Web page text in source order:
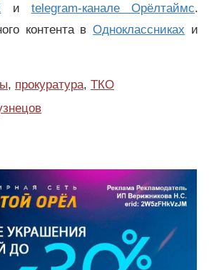
и telegram-канале Орёлтаймс.
контента вОдноклассниках и
, прокуратура, ТКО